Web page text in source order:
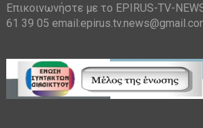
Επικοινωνήστε με το EPIRUS-TV-
61 39 05